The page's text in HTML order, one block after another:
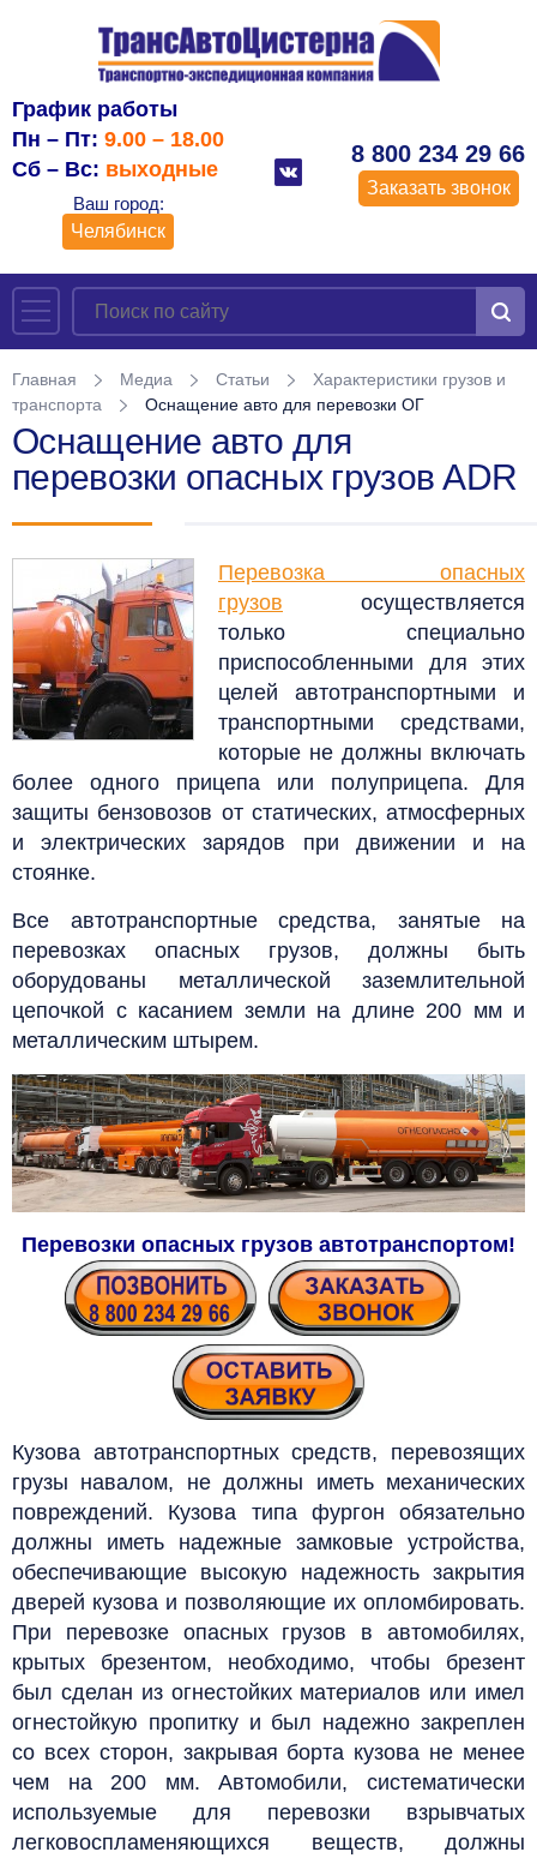
График работы
Пн – Пт: 9.00 – 18.00
Сб – Вс: выходные
Ваш город:
Челябинск
8 800 234 29 66
Заказать звонок
Главная Медиа Статьи
Характеристики грузов и
транспорта
Оснащение авто для перевозки ОГ
Оснащение авто для
перевозки опасных грузов ADR
Перевозка опасных
грузов осуществляется
только специально
приспособленными для этих
целей автотранспортными и
транспортными средствами,
которые не должны включать
более одного прицепа или полуприцепа. Для
защиты бензовозов от статических, атмосферных
и электрических зарядов при движении и на
стоянке.
Все автотранспортные средства, занятые на
перевозках опасных грузов, должны быть
оборудованы металлической заземлительной
цепочкой с касанием земли на длине 200 мм и
металлическим штырем.
Перевозки опасных грузов автотранспортом!
Кузова автотранспортных средств, перевозящих
грузы навалом, не должны иметь механических
повреждений. Кузова типа фургон обязательно
должны иметь надежные замковые устройства,
обеспечивающие высокую надежность закрытия
дверей кузова и позволяющие их опломбировать.
При перевозке опасных грузов в автомобилях,
крытых брезентом, необходимо, чтобы брезент
был сделан из огнестойких материалов или имел
огнестойкую пропитку и был надежно закреплен
со всех сторон, закрывая борта кузова не менее
чем на 200 мм.Автомобили, систематически
используемые для перевозки взрывчатых
легковоспламеняющихся веществ, должны